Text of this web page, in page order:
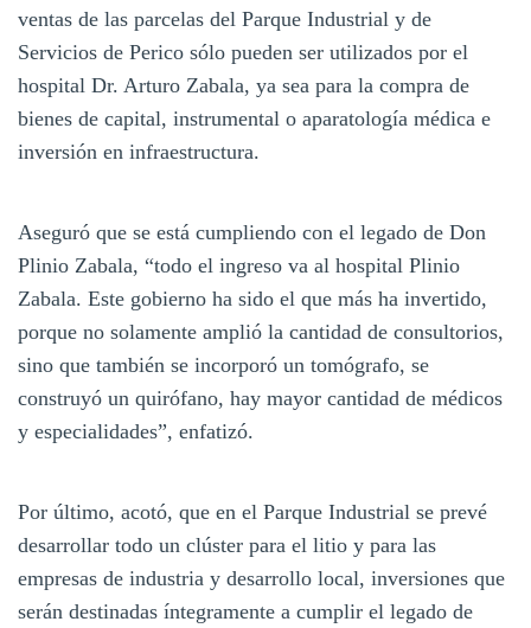
ventas de las parcelas del Parque Industrial y de
Servicios de Perico sólo pueden ser utilizados por el
hospital Dr. Arturo Zabala, ya sea para la compra de
bienes de capital, instrumental o aparatología médica e
inversión en infraestructura.
Aseguró que se está cumpliendo con el legado de Don
Plinio Zabala, “todo el ingreso va al hospital Plinio
Zabala. Este gobierno ha sido el que más ha invertido,
porque no solamente amplió la cantidad de consultorios,
sino que también se incorporó un tomógrafo, se
construyó un quirófano, hay mayor cantidad de médicos
y especialidades”, enfatizó.
Por último, acotó, que en el Parque Industrial se prevé
desarrollar todo un clúster para el litio y para las
empresas de industria y desarrollo local, inversiones que
serán destinadas íntegramente a cumplir el legado de